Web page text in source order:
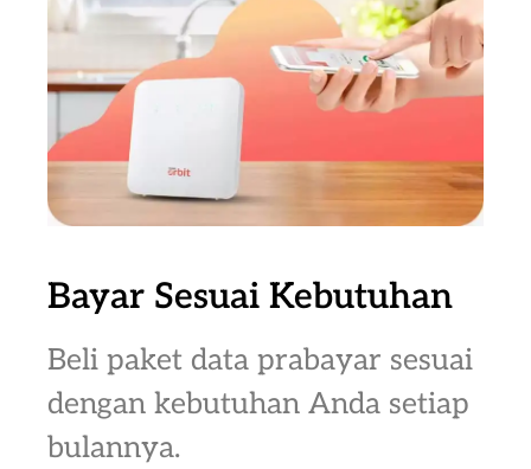
Bayar Sesuai Kebutuhan
Beli paket data prabayar sesuai
dengan kebutuhan Anda setiap
bulannya.